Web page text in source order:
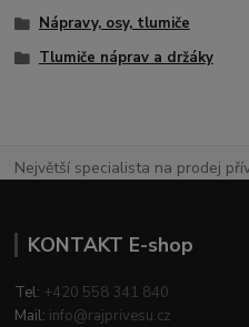
Nápravy, osy, tlumiče
Tlumiče náprav a držáky
Největší specialista na prodej
KONTAKT E-shop
Tel: +420 558 341 840
Mail: info@rajprivesu.cz